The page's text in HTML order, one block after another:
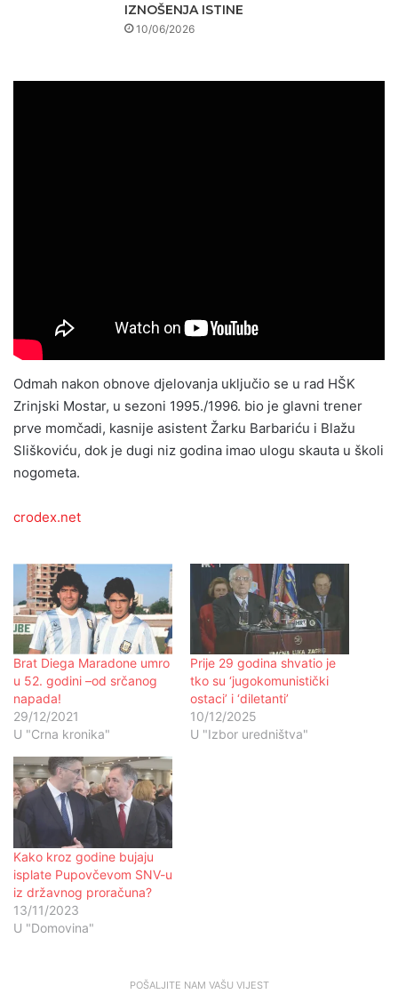
IZNOŠENJA ISTINE
10/06/2026
Odmah nakon obnove djelovanja uključio se u rad HŠK
Zrinjski Mostar, u sezoni 1995./1996. bio je glavni trener
prve momčadi, kasnije asistent Žarku Barbariću i Blažu
Sliškoviću, dok je dugi niz godina imao ulogu skauta u školi
nogometa.
crodex.net
Brat Diega Maradone umro
u 52. godini –od srčanog
napada!
29/12/2021
U "Crna kronika"
Prije 29 godina shvatio je
tko su ‘jugokomunistički
ostaci’ i ‘diletanti’
10/12/2025
U "Izbor uredništva"
Kako kroz godine bujaju
isplate Pupovčevom SNV-u
iz državnog proračuna?
13/11/2023
U "Domovina"
POŠALJITE NAM VAŠU VIJEST